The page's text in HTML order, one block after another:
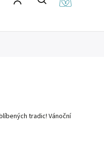
tradic! Vánoční